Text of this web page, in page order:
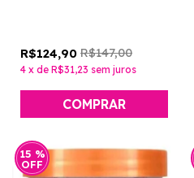
R$124,90 R$147,00
4 x de R$31,23 sem juros
15 %
OFF